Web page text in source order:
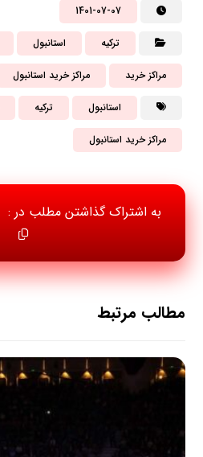
1401-07-07
ترکیه استانبول
مراکز خرید مراکز خرید استانبول
استانبول ترکیه
مراکز خرید استانبول
مطالب مرتبط